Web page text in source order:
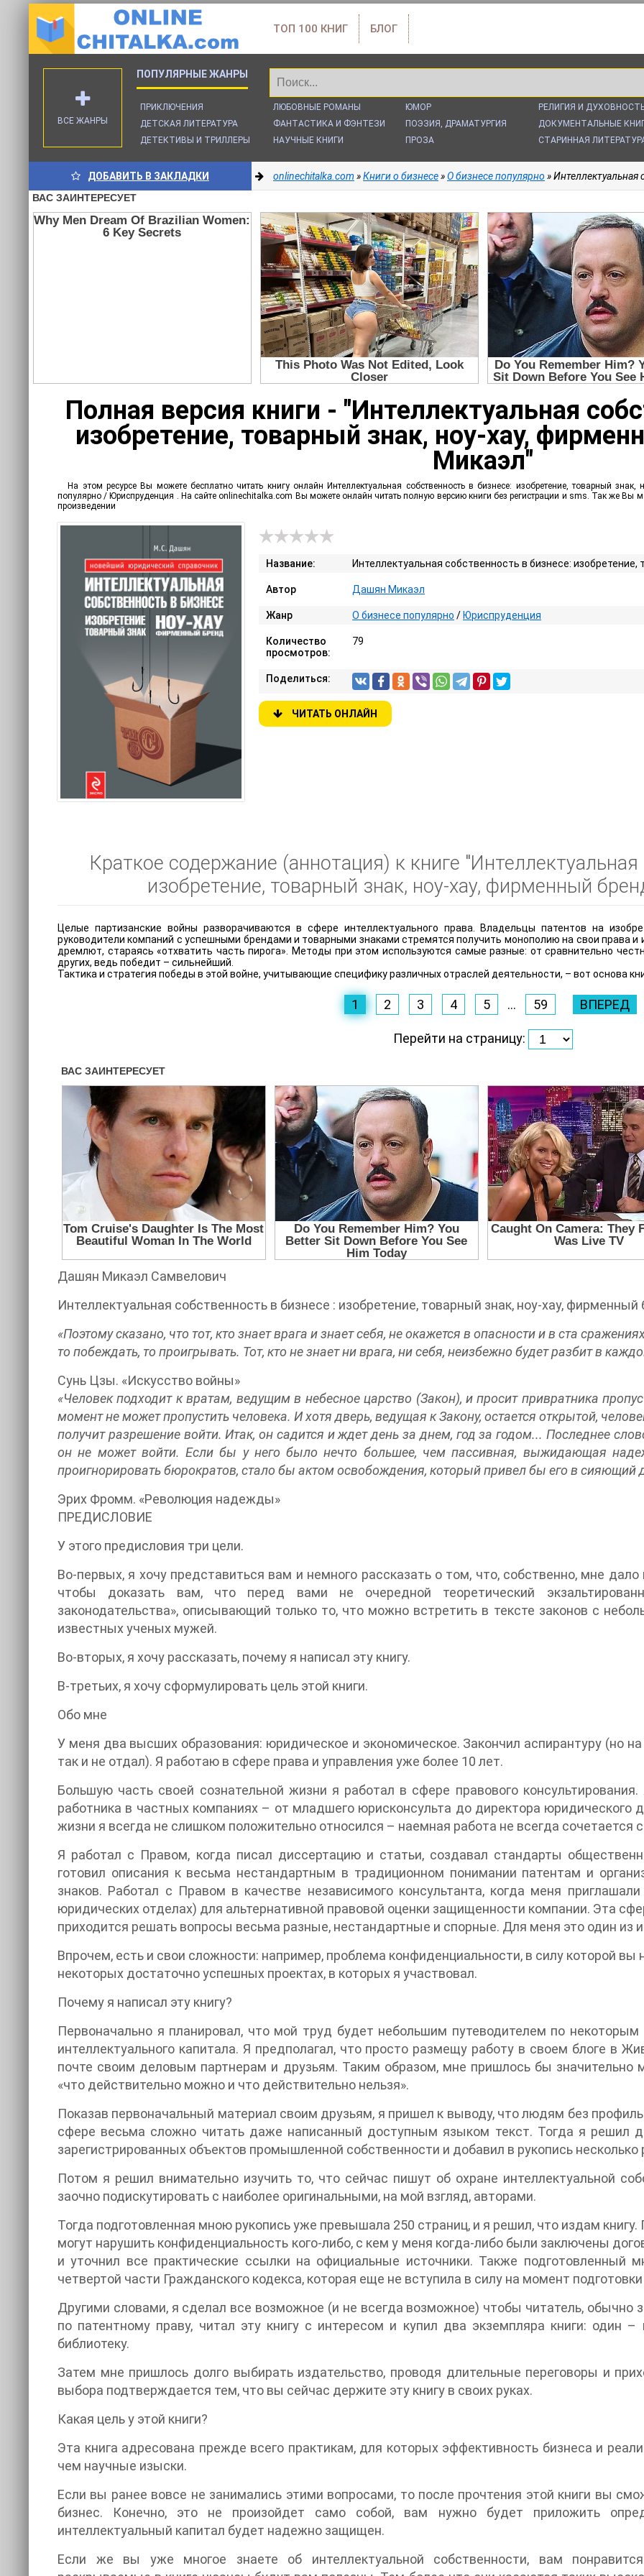
ТОП 100 КНИГ БЛОГ
ПРИКЛЮЧЕНИЯ
ДЕТСКАЯ ЛИТЕРАТУРА
ДЕТЕКТИВЫ И ТРИЛЛЕРЫ
ЛЮБОВНЫЕ РОМАНЫ
ФАНТАСТИКА И ФЭНТЕЗИ
НАУЧНЫЕ КНИГИ
ЮМОР
ПОЭЗИЯ, ДРАМАТУРГИЯ
ПРОЗА
РЕЛИГИЯ И
ДОКУМЕНТАЛЬНЫЕ
СТАРИННАЯ
ВСЕ ЖАНРЫ
ДОБАВИТЬ В ЗАКЛАДКИ onlinechitalka.com »Книги о бизнесе»О бизнесе популярно » Интеллектуальная
Полная версия книги - "Интеллектуальная
изобретение, товарный знак, ноу-хау,
Микаэл"
На этом ресурсе Вы можете бесплатно читать книгу онлайн Интеллектуальная собственность в бизнесе: изобретение, товарный
популярно / Юриспруденция . На сайте onlinechitalka.com Вы можете онлайн читать полную версию книги без регистрации и sms. Так же Вы
произведении
Название: Интеллектуальная собственность в бизнесе:
Автор Дашян Микаэл
Жанр О бизнесе популярно / Юриспруденция
Количество
просмотров:
79
Поделиться:
ЧИТАТЬ ОНЛАЙН
Краткое содержание (аннотация) к книге
изобретение, товарный знак, ноу-хау, фирменный
Целые партизанские войны разворачиваются в сфере интеллектуального права. Владельцы патентов на
руководители компаний с успешными брендами и товарными знаками стремятся получить монополию на свои права
дремлют, стараясь «отхватить часть пирога». Методы при этом используются самые разные: от сравнительно
других, ведь победит – сильнейший.
Тактика и стратегия победы в этой войне, учитывающие специфику различных отраслей деятельности, – вот основа
1 2 3 4 5 ... 59 ВПЕРЕД
Перейти на страницу:
Дашян Микаэл Самвелович
Интеллектуальная собственность в бизнесе : изобретение, товарный знак, ноу-хау, фирменный
«Поэтому сказано, что тот, кто знает врага и знает себя, не окажется в опасности и в ста
то побеждать, то проигрывать. Тот, кто не знает ни врага, ни себя, неизбежно будет разбит в
Сунь Цзы. «Искусство войны»
«Человек подходит к вратам, ведущим в небесное царство (Закон), и просит привратника
момент не может пропустить человека. И хотя дверь, ведущая к Закону, остается открытой,
получит разрешение войти. Итак, он садится и ждет день за днем, год за годом... Последнее
он не может войти. Если бы у него было нечто большее, чем пассивная, выжидающая
проигнорировать бюрократов, стало бы актом освобождения, который привел бы его в сияющий
Эрих Фромм. «Революция надежды»
ПРЕДИСЛОВИЕ
У этого предисловия три цели.
Во-первых, я хочу представиться вам и немного рассказать о том, что, собственно, мне
чтобы доказать вам, что перед вами не очередной теоретический
законодательства», описывающий только то, что можно встретить в тексте законов с
известных ученых мужей.
Во-вторых, я хочу рассказать, почему я написал эту книгу.
В-третьих, я хочу сформулировать цель этой книги.
Обо мне
У меня два высших образования: юридическое и экономическое. Закончил аспирантуру (но
так и не отдал). Я работаю в сфере права и управления уже более 10 лет.
Большую часть своей сознательной жизни я работал в сфере правового
работника в частных компаниях – от младшего юрисконсульта до директора юридического
жизни я всегда не слишком положительно относился – наемная работа не всегда сочетается
Я работал с Правом, когда писал диссертацию и статьи, создавал стандарты
готовил описания к весьма нестандартным в традиционном понимании патентам и
знаков. Работал с Правом в качестве независимого консультанта, когда меня
юридических отделах) для альтернативной правовой оценки защищенности компании. Эта
приходится решать вопросы весьма разные, нестандартные и спорные. Для меня это один из
Впрочем, есть и свои сложности: например, проблема конфиденциальности, в силу которой вы
некоторых достаточно успешных проектах, в которых я участвовал.
Почему я написал эту книгу?
Первоначально я планировал, что мой труд будет небольшим путеводителем по
интеллектуального капитала. Я предполагал, что просто размещу работу в своем блоге в
почте своим деловым партнерам и друзьям. Таким образом, мне пришлось бы значительно
«что действительно можно и что действительно нельзя».
Показав первоначальный материал своим друзьям, я пришел к выводу, что людям без
сфере весьма сложно читать даже написанный доступным языком текст. Тогда я решил
зарегистрированных объектов промышленной собственности и добавил в рукопись
Потом я решил внимательно изучить то, что сейчас пишут об охране интеллектуальной
заочно подискутировать с наиболее оригинальными, на мой взгляд, авторами.
Тогда подготовленная мною рукопись уже превышала 250 страниц, и я решил, что издам
могут нарушить конфиденциальность кого-либо, с кем у меня когда-либо были заключены
и уточнил все практические ссылки на официальные источники. Также подготовленный
четвертой части Гражданского кодекса, которая еще не вступила в силу на момент подготовки
Другими словами, я сделал все возможное (и не всегда возможное) чтобы читатель, обычно
по патентному праву, читал эту книгу с интересом и купил два экземпляра книги:
библиотеку.
Затем мне пришлось долго выбирать издательство, проводя длительные переговоры и
выбора подтверждается тем, что вы сейчас держите эту книгу в своих руках.
Какая цель у этой книги?
Эта книга адресована прежде всего практикам, для которых эффективность бизнеса и
чем научные изыски.
Если вы ранее вовсе не занимались этими вопросами, то после прочтения этой книги вы
бизнес. Конечно, это не произойдет само собой, вам нужно будет приложить
интеллектуальный капитал будет надежно защищен.
Если же вы уже многое знаете об интеллектуальной собственности, вам